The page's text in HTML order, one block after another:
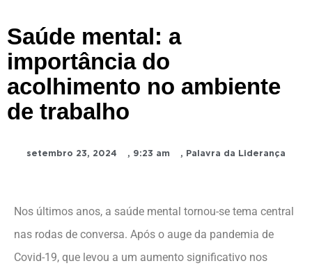
Saúde mental: a
importância do
acolhimento no ambiente
de trabalho
setembro 23, 2024 , 9:23 am , Palavra da Liderança
Nos últimos anos, a saúde mental tornou-se tema central
nas rodas de conversa. Após o auge da pandemia de
Covid-19, que levou a um aumento significativo nos